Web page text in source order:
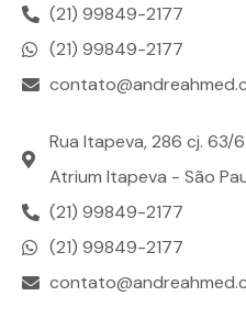
(21) 99849-2177
(21) 99849-2177
Rua Itapeva, 286 cj.
Atrium Itapeva - São
(21) 99849-2177
(21) 99849-2177